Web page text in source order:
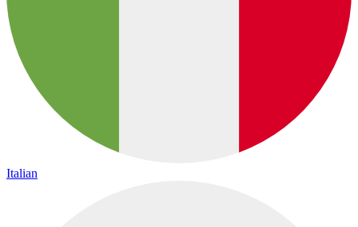
Italian